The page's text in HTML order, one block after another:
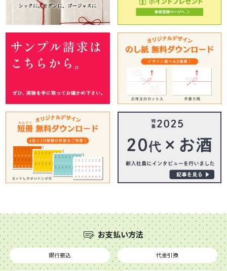
お支払い方法
銀行振込 代金引換